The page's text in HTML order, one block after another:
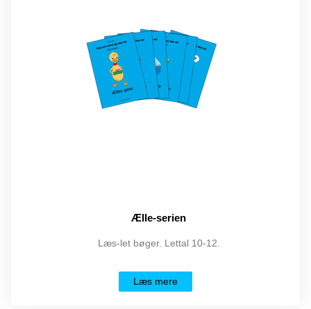
Ælle-serien
Læs-let bøger. Lettal 10-12.
Læs mere